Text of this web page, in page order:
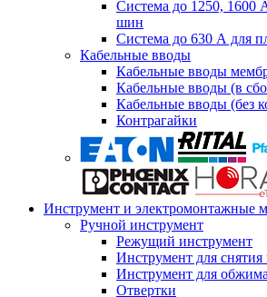
Система до 1250, 1600
шин
Система до 630 А для
Кабельные вводы
Кабельные вводы
Кабельные вводы (в
Кабельные вводы (без
Контрагайки
Инструмент и электромонтажные
Ручной инструмент
Режущий инструмент
Инструмент для снятия
Инструмент для
Отвертки